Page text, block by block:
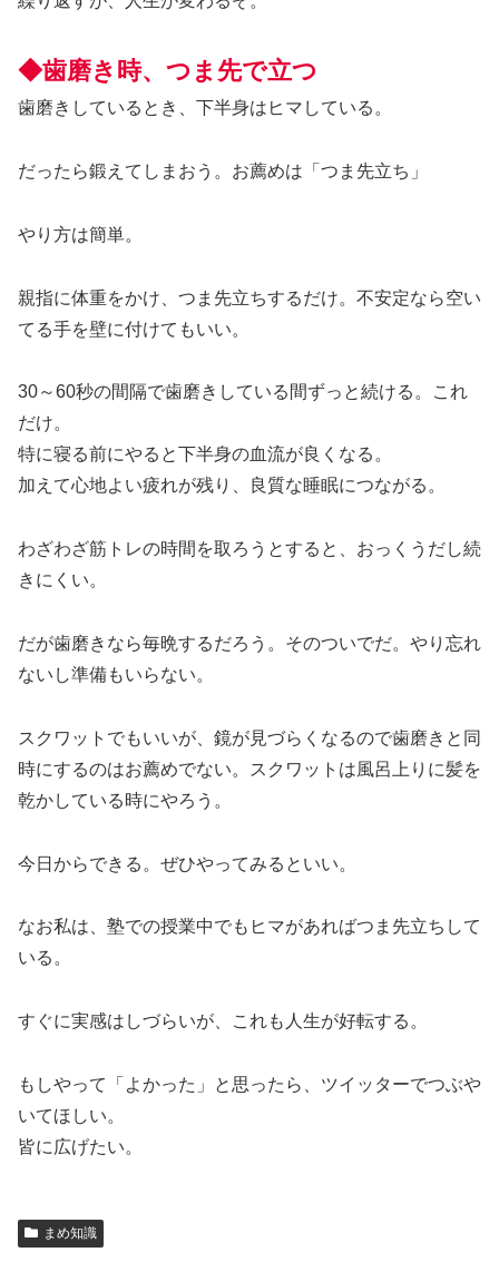
◆歯磨き時、つま先で立つ
歯磨きしているとき、下半身はヒマしている。
だったら鍛えてしまおう。お薦めは「つま先立ち」
やり方は簡単。
親指に体重をかけ、つま先立ちするだけ。不安定なら空い
てる手を壁に付けてもいい。
30～60秒の間隔で歯磨きしている間ずっと続ける。これ
だけ。
特に寝る前にやると下半身の血流が良くなる。
加えて心地よい疲れが残り、良質な睡眠につながる。
わざわざ筋トレの時間を取ろうとすると、おっくうだし続
きにくい。
だが歯磨きなら毎晩するだろう。そのついでだ。やり忘れ
ないし準備もいらない。
スクワットでもいいが、鏡が見づらくなるので歯磨きと同
時にするのはお薦めでない。スクワットは風呂上りに髪を
乾かしている時にやろう。
今日からできる。ぜひやってみるといい。
なお私は、塾での授業中でもヒマがあればつま先立ちして
いる。
すぐに実感はしづらいが、これも人生が好転する。
もしやって「よかった」と思ったら、ツイッターでつぶや
いてほしい。
皆に広げたい。
まめ知識